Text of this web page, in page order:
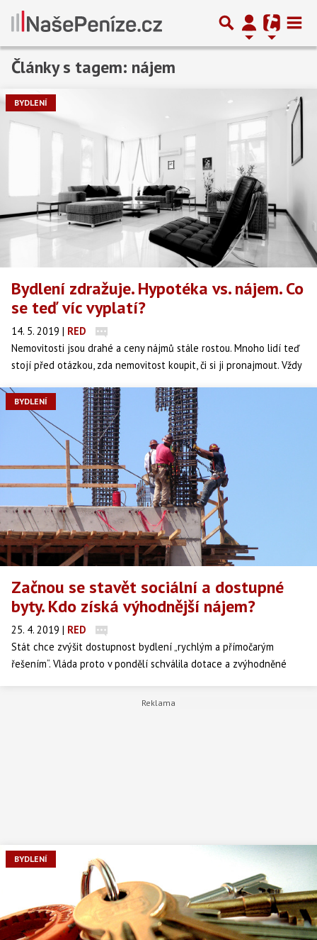
Články s tagem: nájem
BYDLENÍ
Bydlení zdražuje. Hypotéka vs. nájem. Co
se teď víc vyplatí?
14. 5. 2019 | RED
Nemovitosti jsou drahé a ceny nájmů stále rostou. Mnoho lidí teď
stojí před otázkou, zda nemovitost koupit, či si ji pronajmout. Vždy
Každopádně vlastnictví i pronájem má svá pro a proti. „Když
srovnáme ceny nemovitostí v Praze, a to jak výši pronájmů vůči
koupi nemovitosti a její průměrné splátce, tak se pořád vyplatí
bydlet ve svém a nemovitost si pořídit,“ říká Ondřej Mašín, ředitel
realitní divize Bidli.
BYDLENÍ
Začnou se stavět sociální a dostupné
byty. Kdo získá výhodnější nájem?
25. 4. 2019 | RED
Stát chce zvýšit dostupnost bydlení „rychlým a přímočarým
řešením“. Vláda proto v pondělí schválila dotace a zvýhodněné
Kdo bude mít nárok na zvýhodněné bydlení?
BYDLENÍ
Předchozí